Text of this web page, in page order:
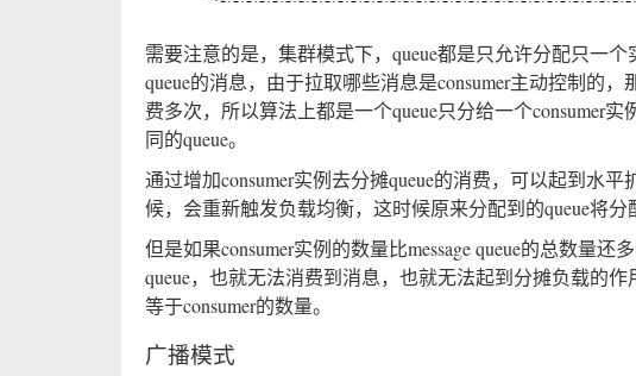
需要注意的是，集群模式下，queue都是只允许分配只一
queue的消息，由于拉取哪些消息是consumer主动控制的
费多次，所以算法上都是一个queue只分给一个consumer
同的queue。
通过增加consumer实例去分摊queue的消费，可以起到水
候，会重新触发负载均衡，这时候原来分配到的queue将分
但是如果consumer实例的数量比message queue的总数量还
queue，也就无法消费到消息，也就无法起到分摊负载的
等于consumer的数量。
广播模式